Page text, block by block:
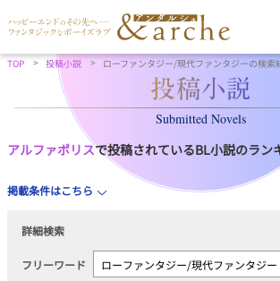
TOP 投稿小説 ローファンタジー/現代ファンタジーの検索
Submitted Novels
アルファポリスで投稿されているBL小説のラン
掲載条件はこちら
詳細検索
フリーワード